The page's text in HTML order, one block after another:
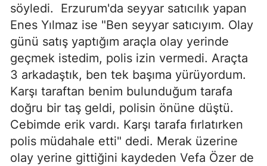
söyledi. Erzurum'da seyyar satıcılık yapan
Enes Yılmaz ise "Ben seyyar satıcıyım. Olay
günü satış yaptığım araçla olay yerinde
geçmek istedim, polis izin vermedi. Araçta
3 arkadaştık, ben tek başıma yürüyordum.
Karşı taraftan benim bulunduğum tarafa
doğru bir taş geldi, polisin önüne düştü.
Cebimde erik vardı. Karşı tarafa fırlatırken
polis müdahale etti" dedi. Merak üzerine
olay yerine gittiğini kaydeden Vefa Özer de